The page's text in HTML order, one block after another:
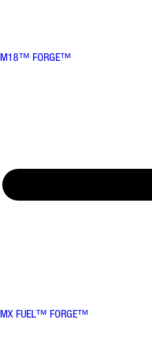
M18™ FORGE™
MX FUEL™ FORGE™